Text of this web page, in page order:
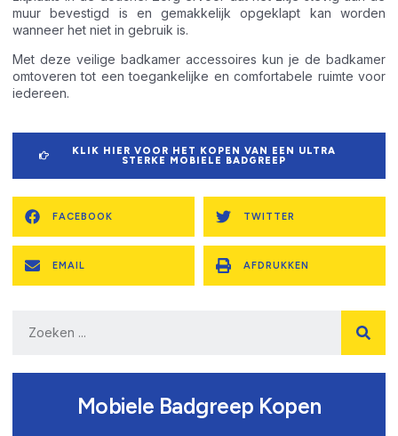
muur bevestigd is en gemakkelijk opgeklapt kan worden
wanneer het niet in gebruik is.
Met deze veilige badkamer accessoires kun je de badkamer
omtoveren tot een toegankelijke en comfortabele ruimte voor
iedereen.
KLIK HIER VOOR HET KOPEN VAN EEN ULTRA
STERKE MOBIELE BADGREEP
FACEBOOK TWITTER
EMAIL AFDRUKKEN
Mobiele Badgreep Kopen